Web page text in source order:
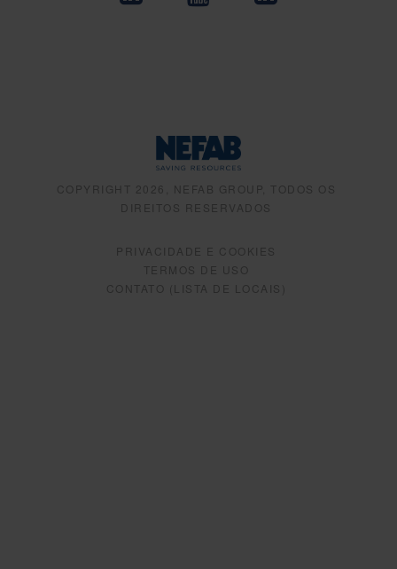
COPYRIGHT 2026, NEFAB GROUP, TODOS OS
DIREITOS RESERVADOS
PRIVACIDADE E COOKIES
TERMOS DE USO
CONTATO (LISTA DE LOCAIS)